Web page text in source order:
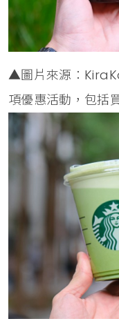
▲圖片來源：
項優惠活動，包括